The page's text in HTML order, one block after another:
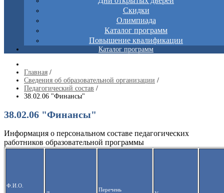
Скидки
Олимпиада
Каталог программ
Повышение квалификации
Каталог программ
Главная /
Сведения об образовательной организации /
Педагогический состав /
38.02.06 "Финансы"
38.02.06 "Финансы"
Информация о персональном составе педагогических
работников образовательной программы
Ф.И.О.
Перечень